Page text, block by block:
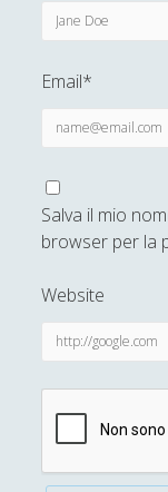
Email*
Salva il mio
browser per la
Website